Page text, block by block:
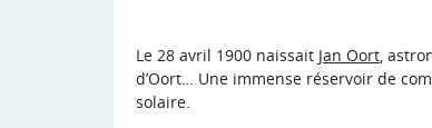
Le 28 avril 1900 naissait Jan Oort,
d’Oort… Une immense réservoir de
solaire.